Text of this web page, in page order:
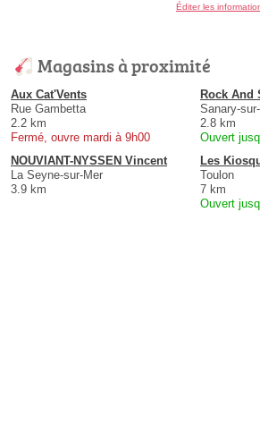
Éditer les
Magasins à proximité
Aux Cat'Vents
Rue Gambetta
2.2 km
Fermé, ouvre mardi à 9h00
Rock And
Sanary-
2.8 km
Ouvert
NOUVIANT-NYSSEN Vincent
La Seyne-sur-Mer
3.9 km
Les
Toulon
7 km
Ouvert